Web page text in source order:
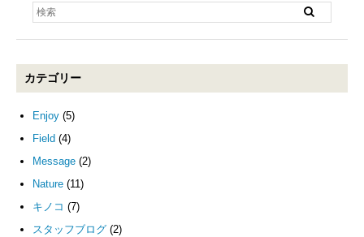
カテゴリー
Enjoy (5)
Field (4)
Message (2)
Nature (11)
キノコ (7)
スタッフブログ (2)